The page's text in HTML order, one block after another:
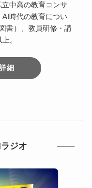
中高の教育コンサ
時代の教育につい
書）、教員研修・講
。
細
ジオ